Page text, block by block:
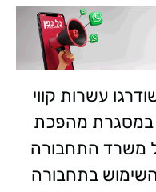
(10 ביוני) ישודרגו עשרות קווי
במסגרת מהפכת
משרד התחבורה
בתחבורה